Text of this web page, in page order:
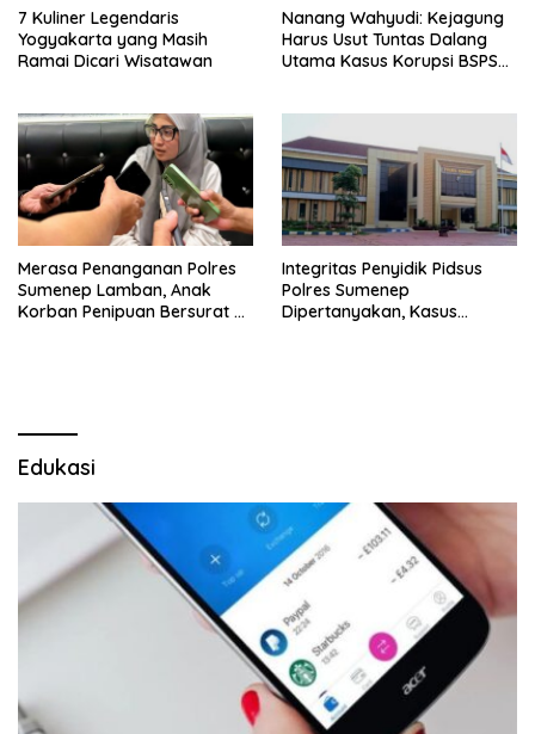
7 Kuliner Legendaris
Yogyakarta yang Masih
Ramai Dicari Wisatawan
Nanang Wahyudi: Kejagung
Harus Usut Tuntas Dalang
Utama Kasus Korupsi BSPS
Merasa Penanganan Polres
Sumenep Lamban, Anak
Korban Penipuan Bersurat ke
Integritas Penyidik Pidsus
Polres Sumenep
Dipertanyakan, Kasus
Edukasi